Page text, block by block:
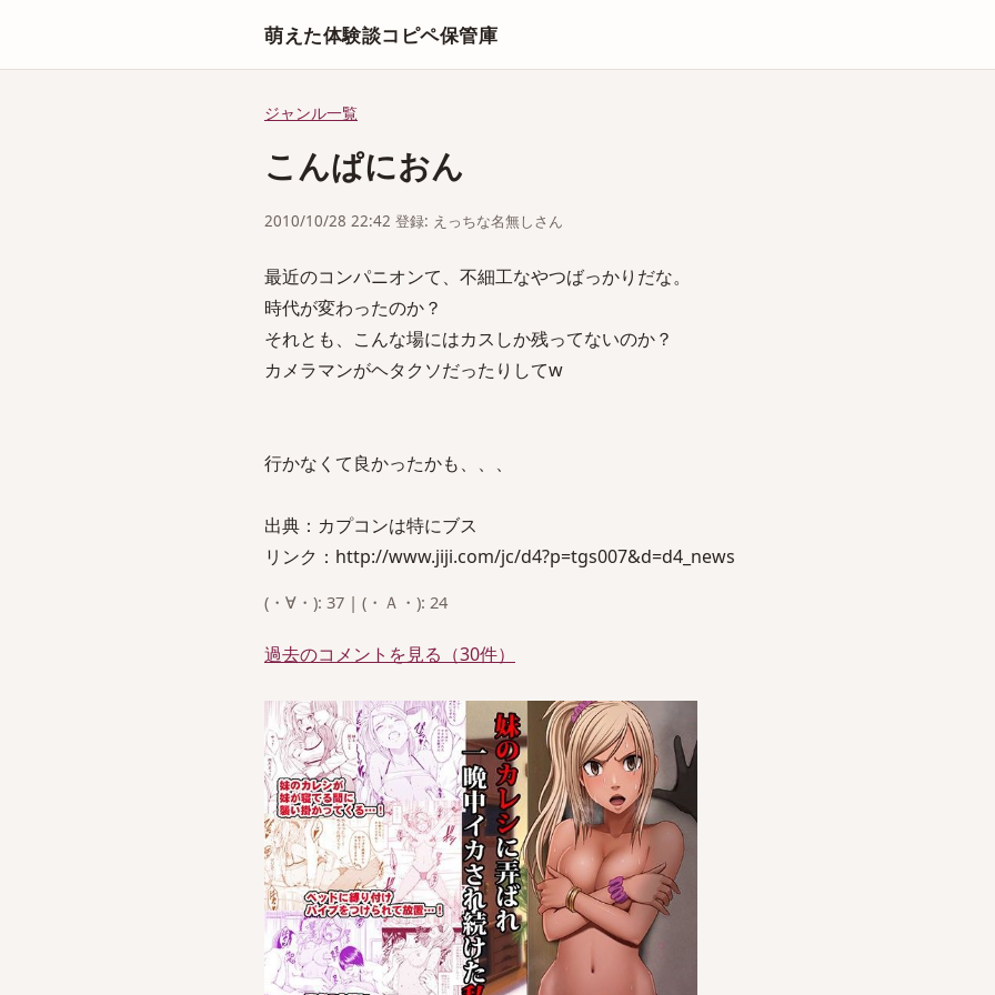
萌えた体験談コピペ保管庫
ジャンル一覧
こんぱにおん
2010/10/28 22:42 登録: えっちな名無しさん
最近のコンパニオンて、不細工なやつばっかりだな。
時代が変わったのか？
それとも、こんな場にはカスしか残ってないのか？
カメラマンがヘタクソだったりしてw
行かなくて良かったかも、、、
出典：カプコンは特にブス
リンク：http://www.jiji.com/jc/d4?p=tgs007&d=d4_news
(・∀・): 37 | (・Ａ・): 24
過去のコメントを見る（30件）